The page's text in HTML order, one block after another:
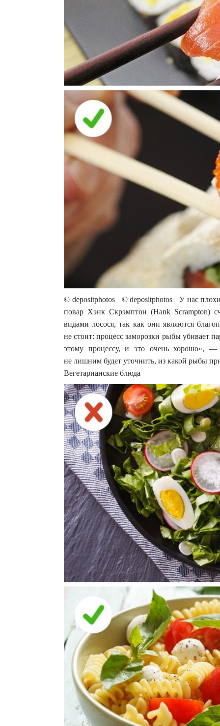
© depositphotos © depositphotos У нас
повар Хэнк Скрэмптон (Hank Scrampton)
видами лосося, так как они являются
не стоит: процесс заморозки рыбы убивает
этому процессу, и это очень хорошо»,
не лишним будет уточнить, из какой рыбы
Вегетарианские блюда